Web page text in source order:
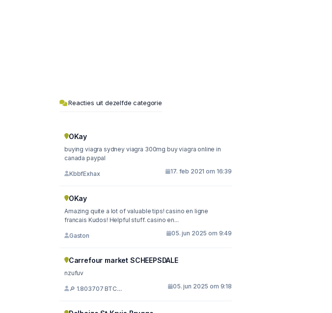
Reacties uit dezelfde categorie
OKay
buying viagra sydney viagra 300mg buy viagra online in
canada paypal
KbbfExhax 17. feb 2021 om 16:39
OKay
Amazing quite a lot of valuable tips! casino en ligne
francais Kudos! Helpful stuff. casino en...
Gaston 05. jun 2025 om 9:49
Carrefour market SCHEEPSDALE
nzufuv
🔎 1.803707 BTC.... 05. jun 2025 om 9:18